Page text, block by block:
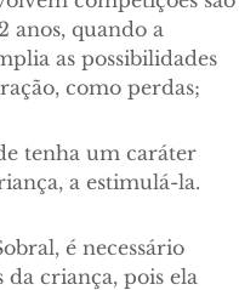
anos, quando a
as possibilidades
como perdas;
tenha um caráter
a estimulá-la.
é necessário
da criança, pois ela